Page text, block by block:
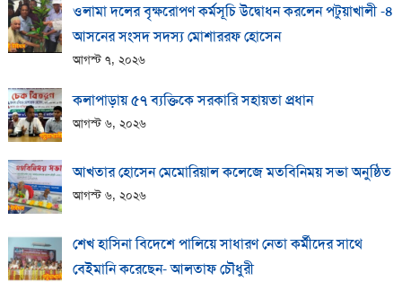
ওলামা দলের বৃক্ষরোপণ কর্মসূচি উদ্বোধন করলেন পটুয়াখালী -৪
আসনের সংসদ সদস্য মোশাররফ হোসেন
আগস্ট ৭, ২০২৬
কলাপাড়ায় ​৫৭ ব্যক্তিকে সরকারি সহায়তা প্রধান
আগস্ট ৬, ২০২৬
আখতার হোসেন মেমোরিয়াল কলেজে মতবিনিময় সভা অনুষ্ঠিত
আগস্ট ৬, ২০২৬
শেখ হাসিনা বিদেশে পালিয়ে সাধারণ নেতা কর্মীদের সাথে
বেইমানি করেছেন- আলতাফ চৌধুরী